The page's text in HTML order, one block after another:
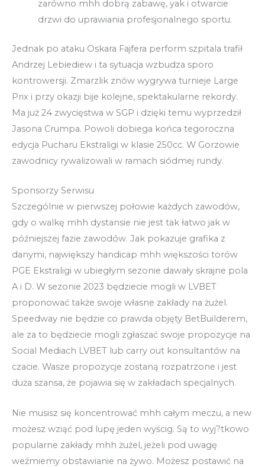
zarówno mhh dobrą zabawę, yak i otwarcie
drzwi do uprawiania profesjonalnego sportu.
Jednak po ataku Oskara Fajfera perform szpitala trafił
Andrzej Lebiediew i ta sytuacja wzbudza sporo
kontrowersji. Zmarzlik znów wygrywa turnieje Large
Prix i przy okazji bije kolejne, spektakularne rekordy.
Ma już 24 zwycięstwa w SGP i dzięki temu wyprzedził
Jasona Crumpa. Powoli dobiega końca tegoroczna
edycja Pucharu Ekstraligi w klasie 250cc. W Gorzowie
zawodnicy rywalizowali w ramach siódmej rundy.
Sponsorzy Serwisu
Szczególnie w pierwszej połowie każdych zawodów,
gdy o walkę mhh dystansie nie jest tak łatwo jak w
późniejszej fazie zawodów. Jak pokazuje grafika z
danymi, największy handicap mhh większości torów
PGE Ekstraligi w ubiegłym sezonie dawały skrajne pola
A i D. W sezonie 2023 będziecie mogli w LVBET
proponować także swoje własne zakłady na żużel.
Speedway nie będzie co prawda objęty BetBuilderem,
ale za to będziecie mogli zgłaszać swoje propozycje na
Social Mediach LVBET lub carry out konsultantów na
czacie. Wasze propozycje zostaną rozpatrzone i jest
duża szansa, że pojawia się w zakładach specjalnych.
Nie musisz się koncentrować mhh całym meczu, a new
możesz wziąć pod lupę jeden wyścig. Są to wyj?tkowo
popularne zakłady mhh żużel, jeżeli pod uwagę
weźmiemy obstawianie na żywo. Możesz postawić na